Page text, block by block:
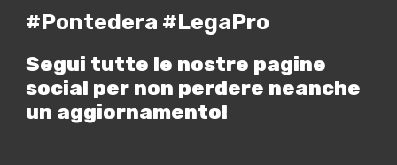
#Pontedera #LegaPro
Segui tutte le nostre pagine
social per non perdere neanche
un aggiornamento!